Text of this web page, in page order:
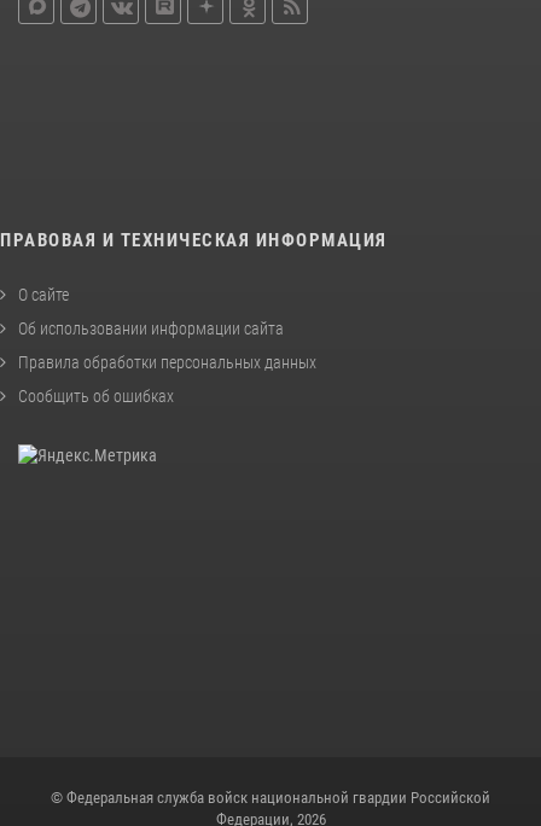
ПРАВОВАЯ И ТЕХНИЧЕСКАЯ ИНФОРМАЦИЯ
О сайте
Об использовании информации сайта
Правила обработки персональных данных
Сообщить об ошибках
© Федеральная служба войск национальной гвардии Российской
Федерации, 2026